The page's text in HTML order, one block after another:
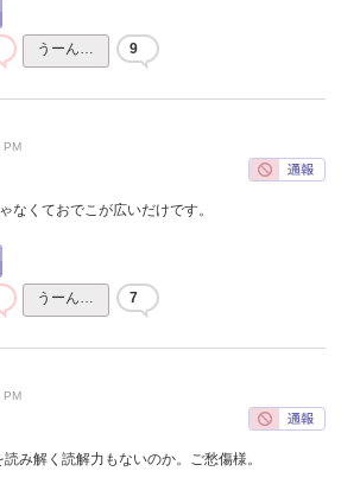
うーん… 9
PM
なくておでこが広いだけです。
うーん… 7
PM
み解く読解力もないのか。ご愁傷様。